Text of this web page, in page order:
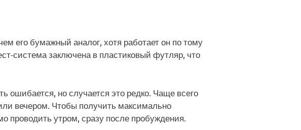
его бумажный аналог, хотя работает он по тому
система заключена в пластиковый футляр, что
ошибается, но случается это редко. Чаще всего
вечером. Чтобы получить максимально
проводить утром, сразу после пробуждения.